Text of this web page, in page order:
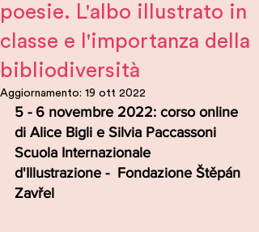
poesie. L'albo illustrato in
classe e l'importanza della
bibliodiversità
Aggiornamento: 19 ott 2022
5 - 6 novembre 2022: corso online
di Alice Bigli e Silvia Paccassoni
Scuola Internazionale
d'Illustrazione -  Fondazione Štěpán
Zavřel